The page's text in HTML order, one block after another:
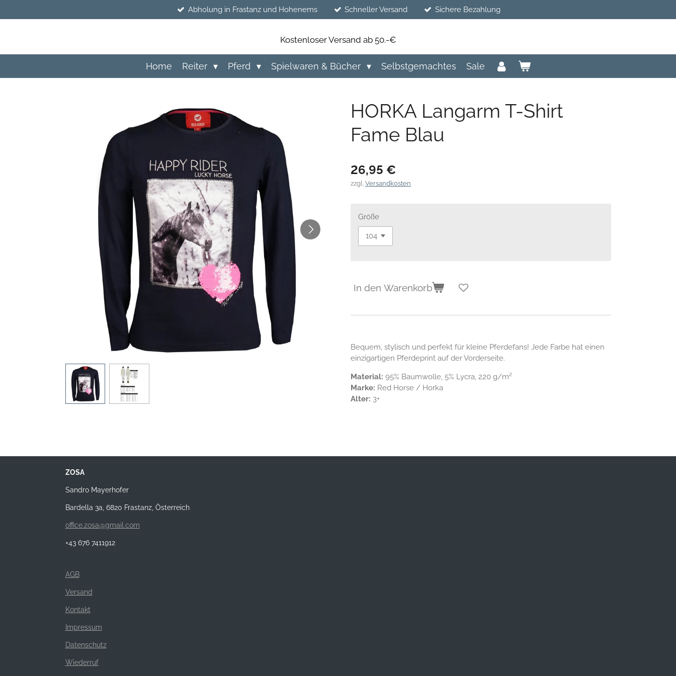
Hauptinhalt
Abholung in Frastanz und Hohenems Schneller Versand Sichere Bezahlung
Kostenloser Versand ab 50.-€
Home Reiter Pferd Spielwaren & Bücher Selbstgemachtes Sale
HORKA Langarm T-Shirt
Fame Blau
26,95 €
zzgl. Versandkosten
Größe
In den Warenkorb
Bequem, stylisch und perfekt für kleine Pferdefans! Jede Farbe hat einen
einzigartigen Pferdeprint auf der Vorderseite.
Material: 95% Baumwolle, 5% Lycra, 220 g/m²
Marke: Red Horse / Horka
Alter: 3+
ZOSA
Sandro Mayerhofer
Bardella 3a, 6820 Frastanz, Österreich
office.zosa@gmail.com
+43 676 7411912
AGB
Versand
Kontakt
Impressum
Datenschutz
Wiederruf